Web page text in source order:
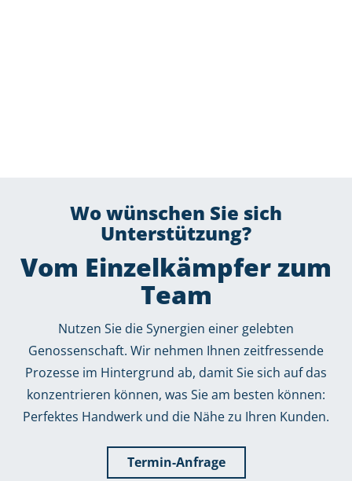
Wo wünschen Sie sich
Unterstützung?
Vom Einzelkämpfer zum
Team
Nutzen Sie die Synergien einer gelebten
Genossenschaft. Wir nehmen Ihnen zeitfressende
Prozesse im Hintergrund ab, damit Sie sich auf das
konzentrieren können, was Sie am besten können:
Perfektes Handwerk und die Nähe zu Ihren Kunden.
Termin-Anfrage